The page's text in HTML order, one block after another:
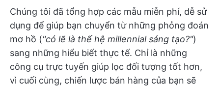
Chúng tôi đã tổng hợp các mẫu miễn phí, dễ sử
dụng để giúp bạn chuyển từ những phỏng đoán
mơ hồ ("có lẽ là thế hệ millennial sáng tạo?")
sang những hiểu biết thực tế. Chỉ là những
công cụ trực tuyến giúp lọc đối tượng tốt hơn,
vì cuối cùng, chiến lược bán hàng của bạn sẽ